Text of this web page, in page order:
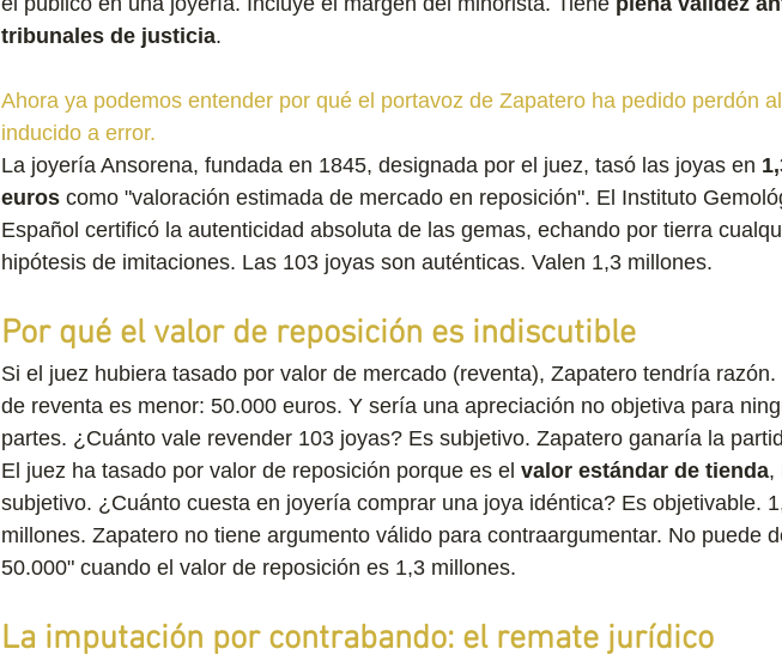
tribunales de justicia.
Ahora ya podemos entender por qué el portavoz de Zapatero ha pedido perdón
inducido a error.
La joyería Ansorena, fundada en 1845, designada por el juez, tasó las joyas en
euros como "valoración estimada de mercado en reposición". El Instituto
Español certificó la autenticidad absoluta de las gemas, echando por tierra
hipótesis de imitaciones. Las 103 joyas son auténticas. Valen 1,3 millones.
Por qué el valor de reposición es indiscutible
Si el juez hubiera tasado por valor de mercado (reventa), Zapatero tendría razón.
de reventa es menor: 50.000 euros. Y sería una apreciación no objetiva para
partes. ¿Cuánto vale revender 103 joyas? Es subjetivo. Zapatero ganaría la
El juez ha tasado por valor de reposición porque es el valor estándar de tienda,
subjetivo. ¿Cuánto cuesta en joyería comprar una joya idéntica? Es objetivable.
millones. Zapatero no tiene argumento válido para contraargumentar. No puede
50.000" cuando el valor de reposición es 1,3 millones.
La imputación por contrabando: el remate jurídico